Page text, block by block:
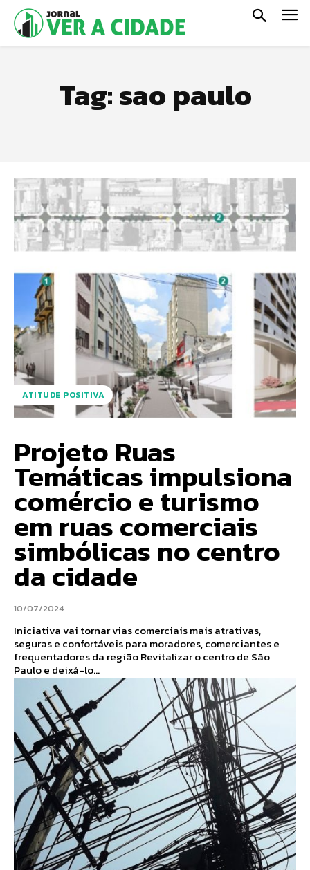
Tag:sao paulo
ATITUDE POSITIVA
Projeto Ruas
Temáticas impulsiona
comércio e turismo
em ruas comerciais
simbólicas no centro
da cidade
10/07/2024
Iniciativa vai tornar vias comerciais mais atrativas,
seguras e confortáveis para moradores, comerciantes e
frequentadores da região Revitalizar o centro de São
Paulo e deixá-lo...